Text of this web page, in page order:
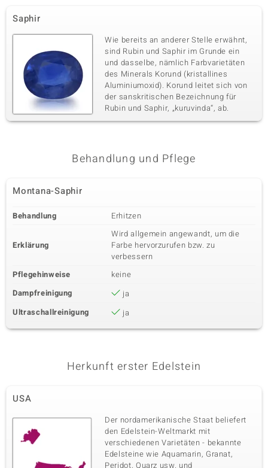
Saphir
Wie bereits an anderer Stelle erwähnt,
sind Rubin und Saphir im Grunde ein
und dasselbe, nämlich Farbvarietäten
des Minerals Korund (kristallines
Aluminiumoxid). Korund leitet sich von
der sanskritischen Bezeichnung für
Rubin und Saphir, „kuruvinda“, ab.
Behandlung und Pflege
Montana-Saphir
Behandlung Erhitzen
Erklärung
Wird allgemein angewandt, um die
Farbe hervorzurufen bzw. zu
verbessern
Pflegehinweise
keine
Dampfreinigung
ja
Ultraschallreinigung
ja
Herkunft erster Edelstein
USA
Der nordamerikanische Staat beliefert
den Edelstein-Weltmarkt mit
verschiedenen Varietäten - bekannte
Edelsteine wie Aquamarin, Granat,
Peridot, Quarz usw. und